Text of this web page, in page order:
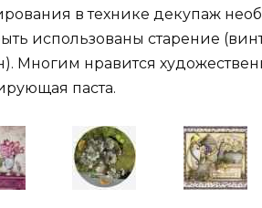
в технике декупаж
использованы старение
Многим нравится
паста.